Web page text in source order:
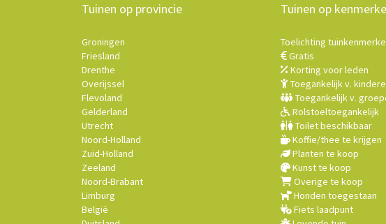
Tuinen op provincie
Groningen
Friesland
Drenthe
Overijssel
Flevoland
Gelderland
Utrecht
Noord-Holland
Zuid-Holland
Zeeland
Noord-Brabant
Limburg
België
Tuinen op
Toelichting
Gratis
Korting voor leden
Toegankelijk v.
Toegankelijk v.
Rolstoeltoegankelijk
Toilet beschikbaar
Koffie/thee te krijgen
Planten te koop
Kunst te koop
Overige te koop
Honden toegestaan
Fiets laadpunt